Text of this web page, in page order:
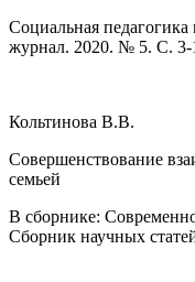
Социальная
журнал. 2020. № 5. С. 3-
Кольтинова В.В.
Совершенствование
семьей
В сборнике:
Сборник научных